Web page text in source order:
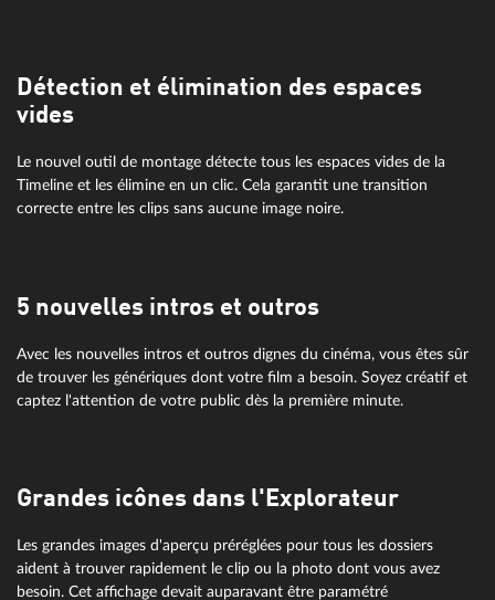
Détection et élimination des espaces
vides
Le nouvel outil de montage détecte tous les espaces vides de la
Timeline et les élimine en un clic. Cela garantit une transition
correcte entre les clips sans aucune image noire.
5 nouvelles intros et outros
Avec les nouvelles intros et outros dignes du cinéma, vous êtes sûr
de trouver les génériques dont votre film a besoin. Soyez créatif et
captez l'attention de votre public dès la première minute.
Grandes icônes dans l'Explorateur
Les grandes images d'aperçu préréglées pour tous les dossiers
aident à trouver rapidement le clip ou la photo dont vous avez
besoin. Cet affichage devait auparavant être paramétré